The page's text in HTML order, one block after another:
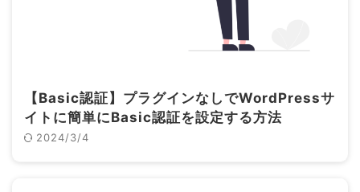
【Basic認証】プラグインなしでWordPressサ
イトに簡単にBasic認証を設定する方法
2024/3/4